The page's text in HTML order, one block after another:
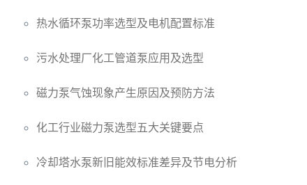
热水循环泵功率选型及电机配置标准
污水处理厂化工管道泵应用及选型
磁力泵气蚀现象产生原因及预防方法
化工行业磁力泵选型五大关键要点
冷却塔水泵新旧能效标准差异及节电分析